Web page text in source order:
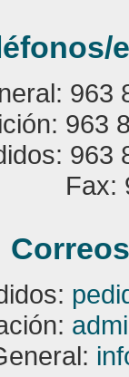
963
963
963
Fax: